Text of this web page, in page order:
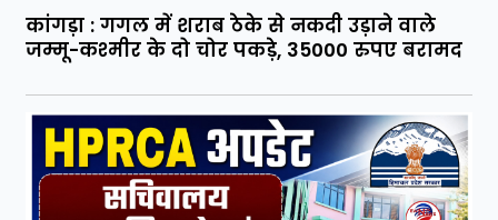
कांगड़ा : गगल में शराब ठेके से नकदी उड़ाने वाले
जम्मू-कश्मीर के दो चोर पकड़े, 35000 रुपए बरामद